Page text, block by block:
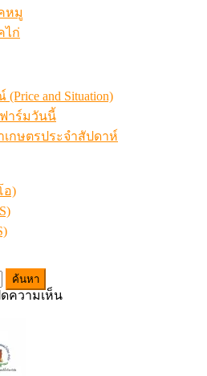
หมู
ไก่
and Situation)
าร์มวันนี้
กษตรประจำสัปดาห์
อ)
ความเห็นบน